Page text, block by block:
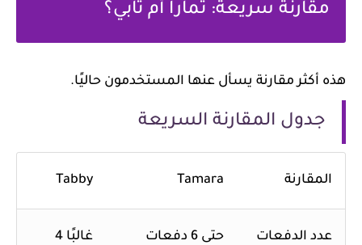
مقارنة سريعة: تمارا أم تابي؟
هذه أكثر مقارنة يسأل عنها المستخدمون حاليًا.
جدول المقارنة السريعة
المقارنة Tamara
Tabby
عدد الدفعات حتى 6 دفعات غالبًا 4